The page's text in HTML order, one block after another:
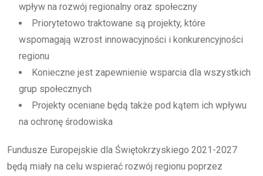
wpływ na rozwój regionalny oraz społeczny
Priorytetowo traktowane są projekty, które
wspomagają wzrost innowacyjności i konkurencyjności
regionu
Konieczne jest zapewnienie wsparcia dla wszystkich
grup społecznych
Projekty oceniane będą także pod kątem ich wpływu
na ochronę środowiska
Fundusze Europejskie dla Świętokrzyskiego 2021-2027
będą miały na celu wspierać rozwój regionu poprzez